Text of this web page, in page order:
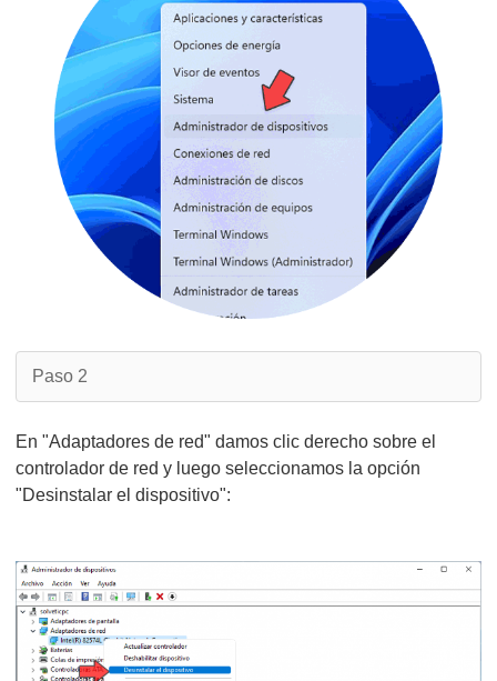
Paso 2
En "Adaptadores de red" damos clic derecho sobre el
controlador de red y luego seleccionamos la opción
"Desinstalar el dispositivo":